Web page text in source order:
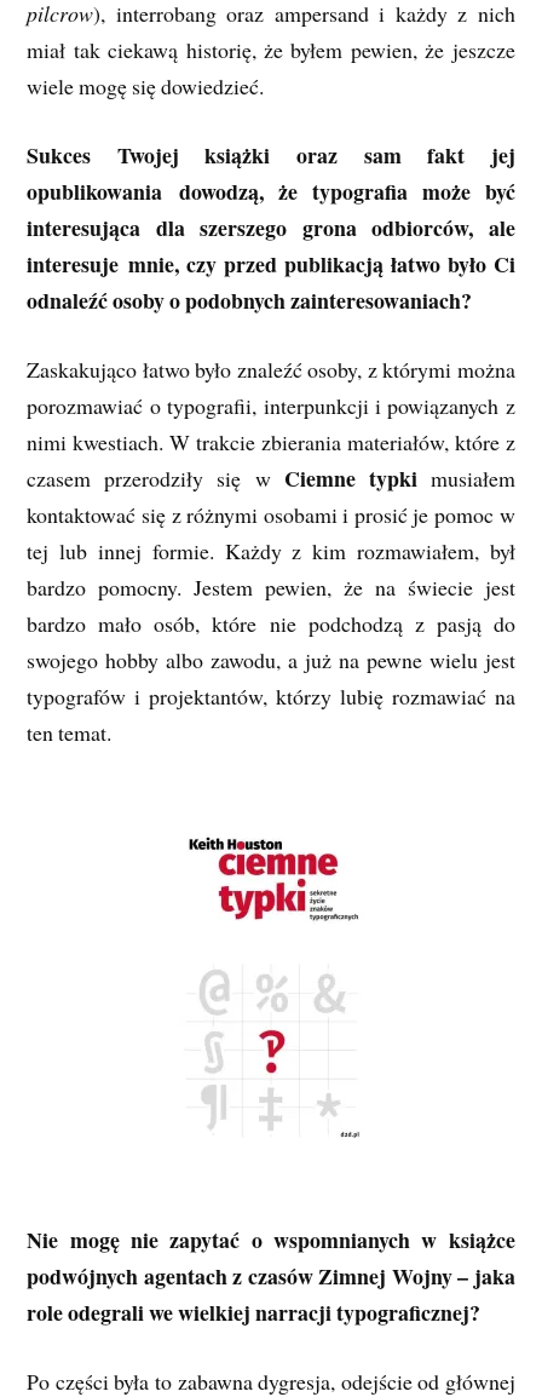
pilcrow), interrobang oraz ampersand i każdy z nich
miał tak ciekawą historię, że byłem pewien, że jeszcze
wiele mogę się dowiedzieć.
Sukces Twojej książki oraz sam fakt jej
opublikowania dowodzą, że typografia może być
interesująca dla szerszego grona odbiorców, ale
interesuje mnie, czy przed publikacją łatwo było Ci
odnaleźć osoby o podobnych zainteresowaniach?
Zaskakująco łatwo było znaleźć osoby, z którymi można
porozmawiać o typografii, interpunkcji i powiązanych z
nimi kwestiach. W trakcie zbierania materiałów, które z
czasem przerodziły się w Ciemne typki musiałem
kontaktować się z różnymi osobami i prosić je pomoc w
tej lub innej formie. Każdy z kim rozmawiałem, był
bardzo pomocny. Jestem pewien, że na świecie jest
bardzo mało osób, które nie podchodzą z pasją do
swojego hobby albo zawodu, a już na pewne wielu jest
typografów i projektantów, którzy lubię rozmawiać na
ten temat.
Nie mogę nie zapytać o wspomnianych w książce
podwójnych agentach z czasów Zimnej Wojny – jaka
role odegrali we wielkiej narracji typograficznej?
Po części była to zabawna dygresja, odejście od głównej